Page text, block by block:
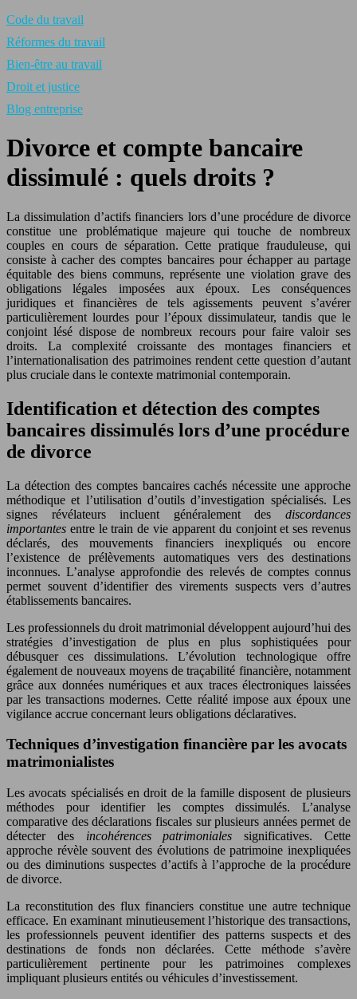
Code du travail
Réformes du travail
Bien-être au travail
Droit et justice
Blog entreprise
Divorce et compte bancaire
dissimulé : quels droits ?
La dissimulation d’actifs financiers lors d’une procédure de divorce
constitue une problématique majeure qui touche de nombreux
couples en cours de séparation. Cette pratique frauduleuse, qui
consiste à cacher des comptes bancaires pour échapper au partage
équitable des biens communs, représente une violation grave des
obligations légales imposées aux époux. Les conséquences
juridiques et financières de tels agissements peuvent s’avérer
particulièrement lourdes pour l’époux dissimulateur, tandis que le
conjoint lésé dispose de nombreux recours pour faire valoir ses
droits. La complexité croissante des montages financiers et
l’internationalisation des patrimoines rendent cette question d’autant
plus cruciale dans le contexte matrimonial contemporain.
Identification et détection des comptes
bancaires dissimulés lors d’une procédure
de divorce
La détection des comptes bancaires cachés nécessite une approche
méthodique et l’utilisation d’outils d’investigation spécialisés. Les
signes révélateurs incluent généralement des discordances
importantes entre le train de vie apparent du conjoint et ses revenus
déclarés, des mouvements financiers inexpliqués ou encore
l’existence de prélèvements automatiques vers des destinations
inconnues. L’analyse approfondie des relevés de comptes connus
permet souvent d’identifier des virements suspects vers d’autres
établissements bancaires.
Les professionnels du droit matrimonial développent aujourd’hui des
stratégies d’investigation de plus en plus sophistiquées pour
débusquer ces dissimulations. L’évolution technologique offre
également de nouveaux moyens de traçabilité financière, notamment
grâce aux données numériques et aux traces électroniques laissées
par les transactions modernes. Cette réalité impose aux époux une
vigilance accrue concernant leurs obligations déclaratives.
Techniques d’investigation financière par les avocats
matrimonialistes
Les avocats spécialisés en droit de la famille disposent de plusieurs
méthodes pour identifier les comptes dissimulés. L’analyse
comparative des déclarations fiscales sur plusieurs années permet de
détecter des incohérences patrimonialessignificatives. Cette
approche révèle souvent des évolutions de patrimoine inexpliquées
ou des diminutions suspectes d’actifs à l’approche de la procédure
de divorce.
La reconstitution des flux financiers constitue une autre technique
efficace. En examinant minutieusement l’historique des transactions,
les professionnels peuvent identifier des patterns suspects et des
destinations de fonds non déclarées. Cette méthode s’avère
particulièrement pertinente pour les patrimoines complexes
impliquant plusieurs entités ou véhicules d’investissement.